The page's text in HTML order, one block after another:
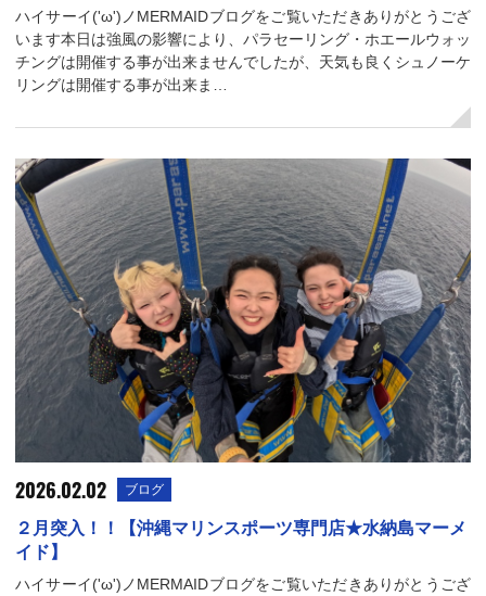
ハイサーイ('ω')ノMERMAIDブログをご覧いただきありがとうござ
います本日は強風の影響により、パラセーリング・ホエールウォッ
チングは開催する事が出来ませんでしたが、天気も良くシュノーケ
リングは開催する事が出来ま…
2026.02.02 ブログ
２月突入！！【沖縄マリンスポーツ専門店★水納島マーメ
イド】
ハイサーイ('ω')ノMERMAIDブログをご覧いただきありがとうござ